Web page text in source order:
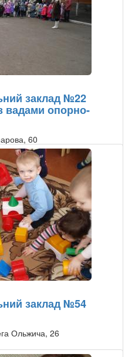
заклад №22
вадами опорно-
60
заклад №54
Ольжича, 26